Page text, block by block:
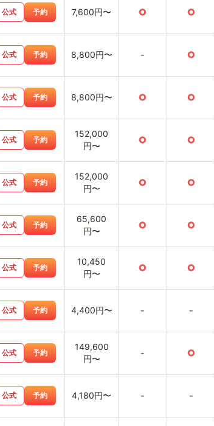
公式 予約 7,600円〜 ○ ○
公式 予約 8,800円〜 - ○
公式 予約 8,800円〜 ○ ○
公式 予約
152,000
円〜
○ ○
公式 予約
152,000
円〜
○ ○
公式 予約
65,600
円〜
○ ○
公式 予約
10,450
円〜
○ ○
公式 予約 4,400円〜 - -
公式 予約
149,600
円〜
- ○
公式 予約 4,180円〜 - -